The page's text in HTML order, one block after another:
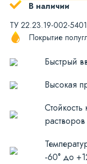
В наличии
ТУ 22.23.19-002-
Покрытие
Быстрый
Высокая
растворов
-60° до